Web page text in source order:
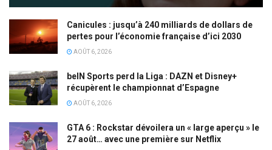
Canicules : jusqu’à 240 milliards de dollars de
pertes pour l’économie française d’ici 2030
AOÛT 6, 2026
beIN Sports perd la Liga : DAZN et Disney+
récupèrent le championnat d’Espagne
AOÛT 6, 2026
GTA 6 : Rockstar dévoilera un « large aperçu » le
27 août… avec une première sur Netflix